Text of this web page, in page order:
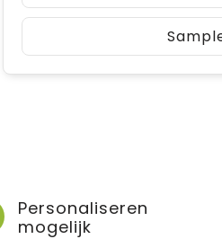
Personaliseren
mogelijk